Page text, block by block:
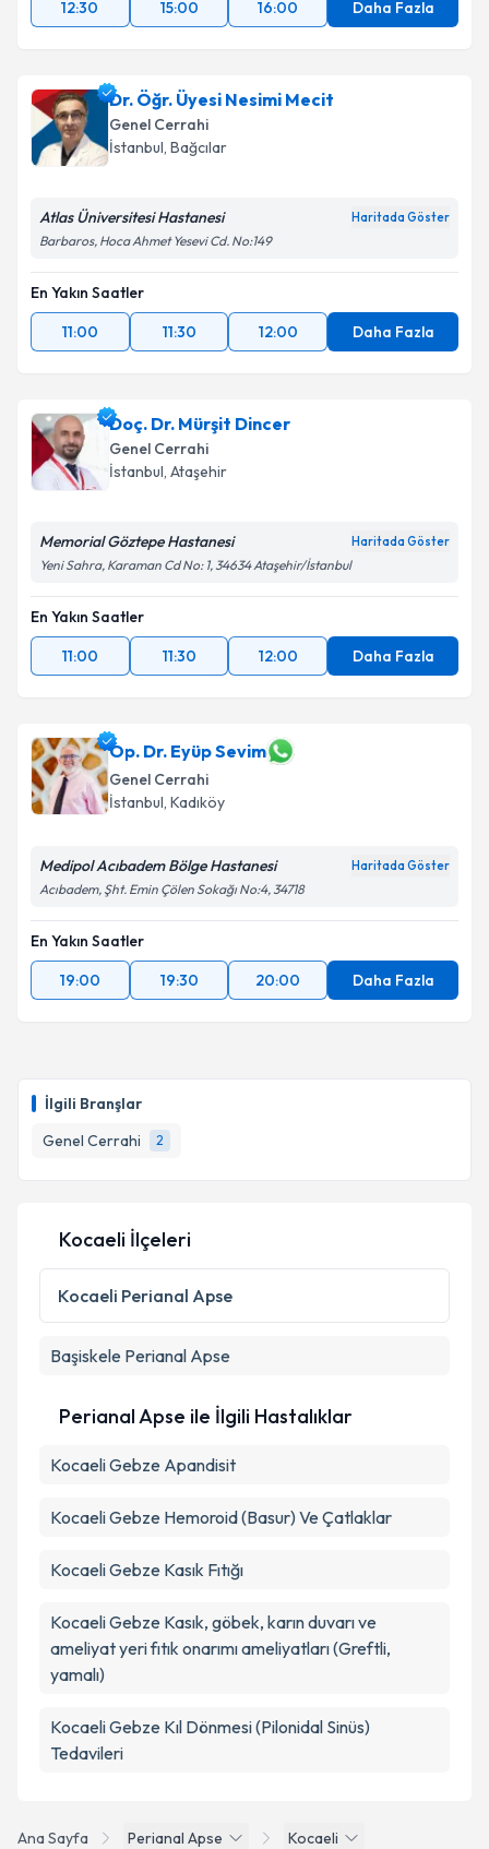
İlgili Branşlar
Genel Cerrahi
2
12:30 15:00 16:00 Daha Fazla
Dr. Öğr. Üyesi Nesimi Mecit
Genel Cerrahi
İstanbul, Bağcılar
Atlas Üniversitesi Hastanesi Haritada Göster
Barbaros, Hoca Ahmet Yesevi Cd. No:149
En Yakın Saatler
11:00
11:30 12:00 Daha Fazla
Doç. Dr. Mürşit Dincer
Genel Cerrahi
İstanbul, Ataşehir
Memorial Göztepe Hastanesi Haritada Göster
Yeni Sahra, Karaman Cd No: 1, 34634 Ataşehir/İstanbul
En Yakın Saatler
11:00
11:30 12:00 Daha Fazla
Op. Dr. Eyüp Sevim
Genel Cerrahi
İstanbul, Kadıköy
Medipol Acıbadem Bölge Hastanesi Haritada Göster
Acıbadem, Şht. Emin Çölen Sokağı No:4, 34718
En Yakın Saatler
19:00
19:30 20:00 Daha Fazla
Ana Sayfa Perianal Apse
Kocaeli
Kocaeli İlçeleri
Kocaeli Perianal Apse
Başiskele Perianal Apse
Perianal Apse ile İlgili Hastalıklar
Kocaeli Gebze Apandisit
Kocaeli Gebze Hemoroid (Basur) Ve Çatlaklar
Kocaeli Gebze Kasık Fıtığı
Kocaeli Gebze Kasık, göbek, karın duvarı ve
ameliyat yeri fıtık onarımı ameliyatları (Greftli,
yamalı)
Kocaeli Gebze Kıl Dönmesi (Pilonidal Sinüs)
Tedavileri